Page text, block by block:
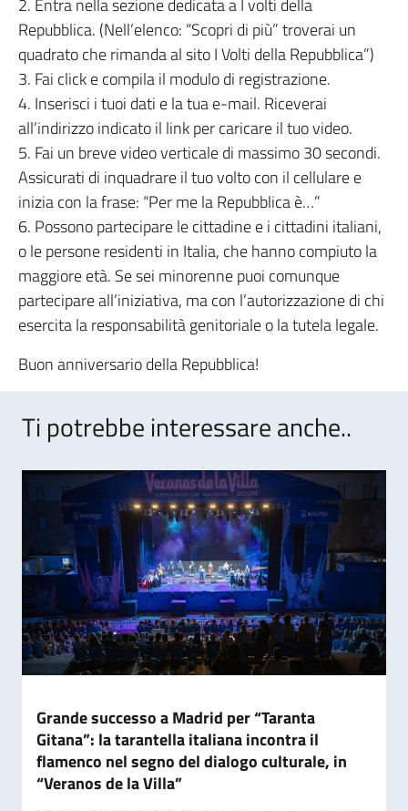
Repubblica. (Nell’elenco: “Scopri di più” troverai un
quadrato che rimanda al sito I Volti della Repubblica”)
3. Fai click e compila il modulo di registrazione.
4. Inserisci i tuoi dati e la tua e-mail. Riceverai
all’indirizzo indicato il link per caricare il tuo video.
5. Fai un breve video verticale di massimo 30 secondi.
Assicurati di inquadrare il tuo volto con il cellulare e
inizia con la frase: “Per me la Repubblica è…”
6. Possono partecipare le cittadine e i cittadini italiani,
o le persone residenti in Italia, che hanno compiuto la
maggiore età. Se sei minorenne puoi comunque
partecipare all’iniziativa, ma con l’autorizzazione di chi
esercita la responsabilità genitoriale o la tutela legale.
Buon anniversario della Repubblica!
Ti potrebbe interessare anche..
Grande successo a Madrid per “Taranta
Gitana”: la tarantella italiana incontra il
flamenco nel segno del dialogo culturale, in
“Veranos de la Villa”